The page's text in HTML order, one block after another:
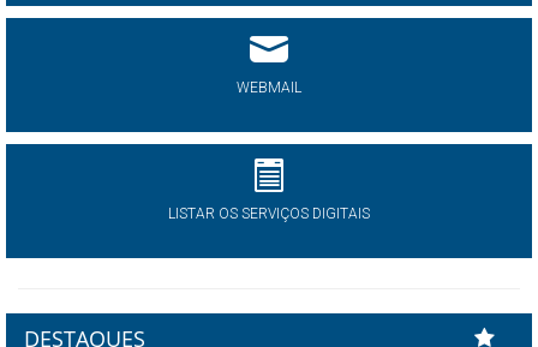
WEBMAIL
LISTAR OS SERVIÇOS DIGITAIS
DESTAQUES